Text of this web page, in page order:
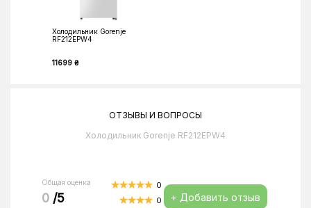
Холодильник Gorenje
RF212EPW4
11699 ₴
ОТЗЫВЫ И ВОПРОСЫ
Холодильник Gorenje RF212EPW4
Общая оценка
0 /5
0
0
+ Добавить отзыв